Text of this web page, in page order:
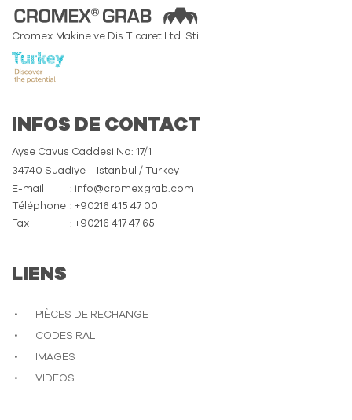
Cromex Makine ve Dis Ticaret Ltd. Sti.
INFOS DE CONTACT
Ayse Cavus Caddesi No: 17/1
34740 Suadiye – Istanbul / Turkey
E-mail
: info@cromexgrab.com
Téléphone : +90216 415 47 00
Fax
: +90216 417 47 65
LIENS
PIÈCES DE RECHANGE
CODES RAL
IMAGES
VIDEOS